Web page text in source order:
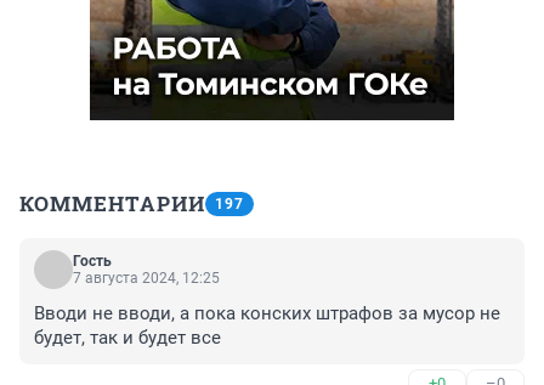
КОММЕНТАРИИ 197
Гость
7 августа 2024, 12:25
Вводи не вводи, а пока конских штрафов за мусор не
будет, так и будет все